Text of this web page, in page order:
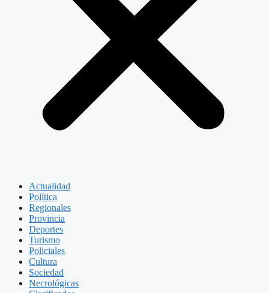
Actualidad
Política
Regionales
Provincia
Deportes
Turismo
Policiales
Cultura
Sociedad
Necrológicas